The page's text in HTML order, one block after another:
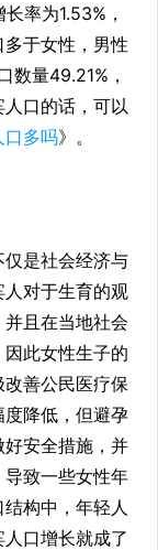
率为1.53%，
于女性，男性
数量49.21%，
口的话，可以
口多吗》。
是社会经济与
对于生育的观
且在当地社会
此女性生子的
善公民医疗保
降低，但避孕
安全措施，并
导致一些女性年
构中，年轻人
口增长就成了